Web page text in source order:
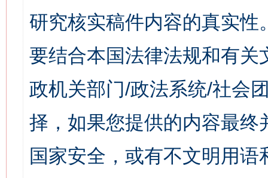
研究核实稿件内容的真实
要结合本国法律法规和有关
政机关部门/政法系统/社会
择，如果您提供的内容最
国家安全，或有不文明用